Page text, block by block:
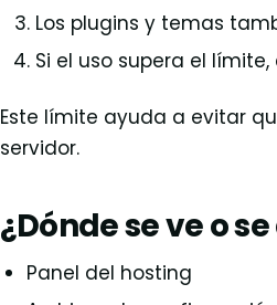
Los plugins y temas
Si el uso supera el
Este límite ayuda a evitar
servidor.
¿Dónde se ve o
Panel del hosting